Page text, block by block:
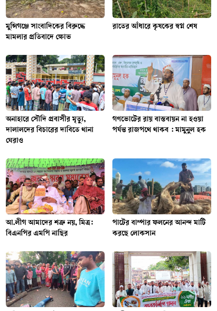
মুন্সিগঞ্জে সাংবাদিকের বিরুদ্ধে
মামলার প্রতিবাদে ক্ষোভ
রাতের আঁধারে কৃষকের স্বপ্ন শেষ
অনাহারে সৌদি প্রবাসীর মৃত্যু,
দালালদের বিচারের দাবিতে থানা
ঘেরাও
গণভোটের রায় বাস্তবায়ন না হওয়া
পর্যন্ত রাজপথে থাকব : মামুনুল হক
আ.লীগ আমাদের শত্রু নয়, মিত্র:
বিএনপির এমপি নাছির
পাটের বাম্পার ফলনের আনন্দ মাটি
করছে লোকসান